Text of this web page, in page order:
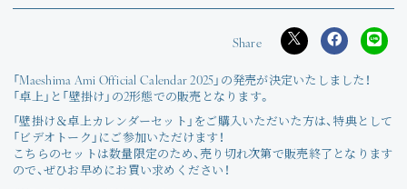
Angraecum Login
「Maeshima Ami Official Calendar 2025」の発売が決定いたしました！
「卓上」と「壁掛け」の2形態での販売となります。
「壁掛け＆卓上カレンダーセット」をご購入いただいた方は、特典として
「ビデオトーク」にご参加いただけます！
こちらのセットは数量限定のため、売り切れ次第で販売終了となります
ので、ぜひお早めにお買い求めください！